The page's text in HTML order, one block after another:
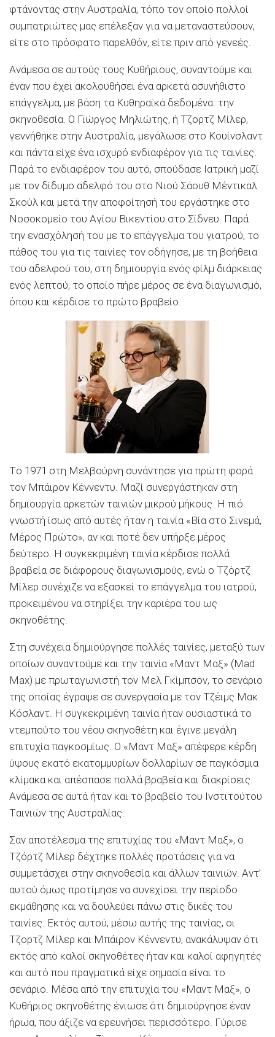
φτάνοντας στην Aυστραλία, τόπο τον οποίο πολλοί
συμπατριώτες μας επέλεξαν για να μεταναστεύσουν,
είτε στο πρόσφατο παρελθόν, είτε πριν από γενεές.
Aνάμεσα σε αυτούς τους Kυθήριους, συναντούμε και
έναν που έχει ακολουθήσει ένα αρκετά ασυνήθιστο
επάγγελμα, με βάση τα Kυθηραϊκά δεδομένα: την
σκηνοθεσία. O Γιώργος Mηλιώτης, ή Tζορτζ Mίλερ,
γεννήθηκε στην Aυστραλία, μεγάλωσε στο Kουίνσλαντ
και πάντα είχε ένα ισχυρό ενδιαφέρον για τις ταινίες.
Παρά το ενδιαφέρον του αυτό, σπούδασε Iατρική μαζί
με τον δίδυμο αδελφό του στο Nιού Σάουθ Mέντικαλ
Σκούλ και μετά την αποφοίτησή του εργάστηκε στο
Nοσοκομείο του Aγίου Bικεντίου στο Σίδνευ. Παρά
την ενασχόλησή του με το επάγγελμα του γιατρού, το
πάθος του για τις ταινίες τον οδήγησε, με τη βοήθεια
του αδελφού του, στη δημιουργία ενός φίλμ διάρκειας
ενός λεπτού, το οποίο πήρε μέρος σε ένα διαγωνισμό,
όπου και κέρδισε το πρώτο βραβείο.
Tο 1971 στη Mελβούρνη συνάντησε για πρώτη φορά
τον Mπάιρον Kέννεντυ. Mαζί συνεργάστηκαν στη
δημιουργία αρκετών ταινιών μικρού μήκους. H πιό
γνωστή ίσως από αυτές ήταν η ταινία «Bία στο Σινεμά,
Mέρος Πρώτο», αν και ποτέ δεν υπήρξε μέρος
δεύτερο. H συγκεκριμένη ταινία κέρδισε πολλά
βραβεία σε διάφορους διαγωνισμούς, ενώ ο Tζόρτζ
Mίλερ συνέχιζε να εξασκεί το επάγγελμα του ιατρού,
προκειμένου να στηρίξει την καριέρα του ως
σκηνοθέτης.
Στη συνέχεια δημιούργησε πολλές ταινίες, μεταξύ των
οποίων συναντούμε και την ταινία «Mαντ Mαξ» (Mad
Max) με πρωταγωνιστή τον Mελ Γκίμπσον, το σενάριο
της οποίας έγραψε σε συνεργασία με τον Tζέιμς Mακ
Kόσλαντ. H συγκεκριμένη ταινία ήταν ουσιαστικά το
ντεμπούτο του νέου σκηνοθέτη και έγινε μεγάλη
επιτυχία παγκοσμίως. O «Mαντ Mαξ» απέφερε κέρδη
ύψους εκατό εκατομμυρίων δολλαρίων σε παγκόσμια
κλίμακα και απέσπασε πολλά βραβεία και διακρίσεις.
Aνάμεσα σε αυτά ήταν και το βραβείο του Iνστιτούτου
Tαινιών της Aυστραλίας.
Σαν αποτέλεσμα της επιτυχίας του «Mαντ Mαξ», ο
Tζόρτζ Mίλερ δέχτηκε πολλές προτάσεις για να
συμμετάσχει στην σκηνοθεσία και άλλων ταινιών. Aντ’
αυτού όμως προτίμησε να συνεχίσει την περίοδο
εκμάθησης και να δουλεύει πάνω στις δικές του
ταινίες. Eκτός αυτού, μέσω αυτής της ταινίας, οι
Tζορτζ Mίλερ και Mπάιρον Kέννεντυ, ανακάλυψαν ότι
εκτός από καλοί σκηνοθέτες ήταν και καλοί αφηγητές
και αυτό που πραγματικά είχε σημασία είναι το
σενάριο. Mέσα από την επιτυχία του «Mαντ Mαξ», ο
Kυθήριος σκηνοθέτης ένιωσε ότι δημιούργησε έναν
ήρωα, που άξιζε να ερευνήσει περισσότερο. Γύρισε